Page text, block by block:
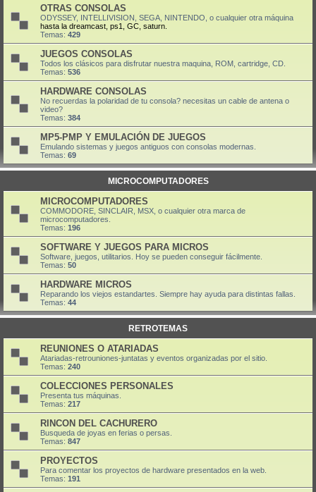
OTRAS CONSOLAS
ODYSSEY, INTELLIVISION, SEGA, NINTENDO, o cualquier otra máquina
hasta la dreamcast, ps1, GC, saturn.
Temas: 429
JUEGOS CONSOLAS
Todos los clásicos para disfrutar nuestra maquina, ROM, cartridge, CD.
Temas: 536
HARDWARE CONSOLAS
No recuerdas la polaridad de tu consola? necesitas un cable de antena o
video?
Temas: 384
MP5-PMP Y EMULACIÓN DE JUEGOS
Emulando sistemas y juegos antiguos con consolas modernas.
Temas: 69
MICROCOMPUTADORES
MICROCOMPUTADORES
COMMODORE, SINCLAIR, MSX, o cualquier otra marca de
microcomputadores.
Temas: 196
SOFTWARE Y JUEGOS PARA MICROS
Software, juegos, utilitarios. Hoy se pueden conseguir fácilmente.
Temas: 50
HARDWARE MICROS
Reparando los viejos estandartes. Siempre hay ayuda para distintas fallas.
Temas: 44
RETROTEMAS
REUNIONES O ATARIADAS
Atariadas-retrouniones-juntatas y eventos organizadas por el sitio.
Temas: 240
COLECCIONES PERSONALES
Presenta tus máquinas.
Temas: 217
RINCON DEL CACHURERO
Busqueda de joyas en ferias o persas.
Temas: 847
PROYECTOS
Para comentar los proyectos de hardware presentados en la web.
Temas: 191